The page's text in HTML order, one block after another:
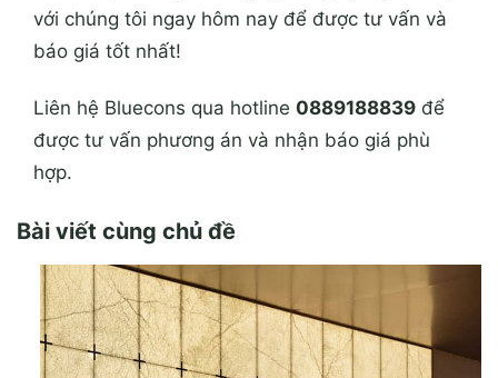
với chúng tôi ngay hôm nay để được tư vấn và
báo giá tốt nhất!
Liên hệ Bluecons qua hotline 0889188839 để
được tư vấn phương án và nhận báo giá phù
hợp.
Bài viết cùng chủ đề